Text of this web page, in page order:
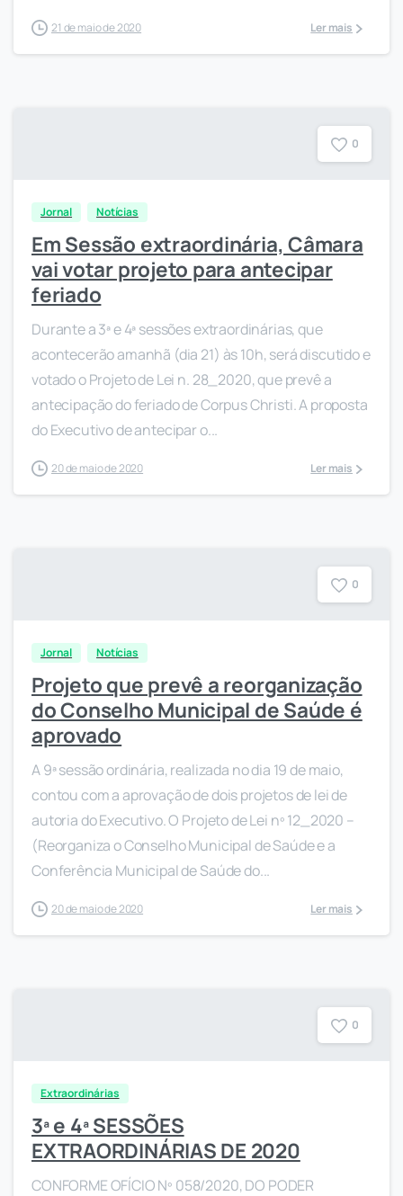
21 de maio de 2020 Ler mais
0
Jornal Notícias
Em Sessão extraordinária, Câmara
vai votar projeto para antecipar
feriado
Durante a 3ª e 4ª sessões extraordinárias, que
acontecerão amanhã (dia 21) às 10h, será discutido e
votado o Projeto de Lei n. 28_2020, que prevê a
antecipação do feriado de Corpus Christi. A proposta
do Executivo de antecipar o...
20 de maio de 2020 Ler mais
0
Jornal Notícias
Projeto que prevê a reorganização
do Conselho Municipal de Saúde é
aprovado
A 9ª sessão ordinária, realizada no dia 19 de maio,
contou com a aprovação de dois projetos de lei de
autoria do Executivo. O Projeto de Lei nº 12_2020 –
(Reorganiza o Conselho Municipal de Saúde e a
Conferência Municipal de Saúde do...
20 de maio de 2020 Ler mais
0
Extraordinárias
3ª e 4ª SESSÕES
EXTRAORDINÁRIAS DE 2020
CONFORME OFÍCIO Nº 058/2020, DO PODER